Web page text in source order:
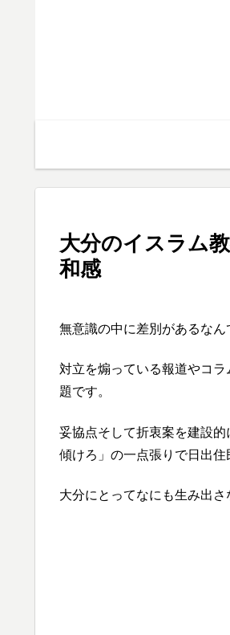
大分のイスラム
和感
無意識の中に差別があるなん
対立を煽っている報道やコ
題です。
妥協点そして折衷案を建設
傾けろ」の一点張りで日出
大分にとってなにも生み出さ